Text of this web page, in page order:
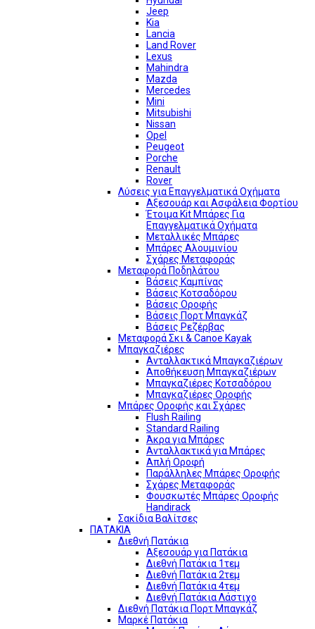
Jeep
Kia
Lancia
Land Rover
Lexus
Mahindra
Mazda
Mercedes
Mini
Mitsubishi
Nissan
Opel
Peugeot
Porche
Renault
Rover
Λύσεις για Επαγγελματικά Οχήματα
Αξεσουάρ και Ασφάλεια Φορτίου
Έτοιμα Kit Μπάρες Για
Επαγγελματικά Οχήματα
Μεταλλικές Μπάρες
Μπάρες Αλουμινίου
Σχάρες Μεταφοράς
Μεταφορά Ποδηλάτου
Βάσεις Καμπίνας
Βάσεις Κοτσαδόρου
Βάσεις Οροφής
Βάσεις Πορτ Μπαγκάζ
Βάσεις Ρεζέρβας
Μεταφορά Σκι & Canoe Kayak
Μπαγκαζιέρες
Ανταλλακτικά Μπαγκαζιέρων
Αποθήκευση Μπαγκαζιέρων
Μπαγκαζιέρες Κοτσαδόρου
Μπαγκαζιέρες Οροφής
Μπάρες Οροφής και Σχάρες
Flush Railing
Standard Railing
Άκρα για Μπάρες
Ανταλλακτικά για Μπάρες
Απλή Οροφή
Παράλληλες Μπάρες Οροφής
Σχάρες Μεταφοράς
Φουσκωτές Μπάρες Οροφής
Handirack
Σακίδια Βαλίτσες
ΠΑΤΑΚΙΑ
Διεθνή Πατάκια
Αξεσουάρ για Πατάκια
Διεθνή Πατάκια 1τεμ
Διεθνή Πατάκια 2τεμ
Διεθνή Πατάκια 4τεμ
Διεθνή Πατάκια Λάστιχο
Διεθνή Πατάκια Πορτ Μπαγκάζ
Μαρκέ Πατάκια